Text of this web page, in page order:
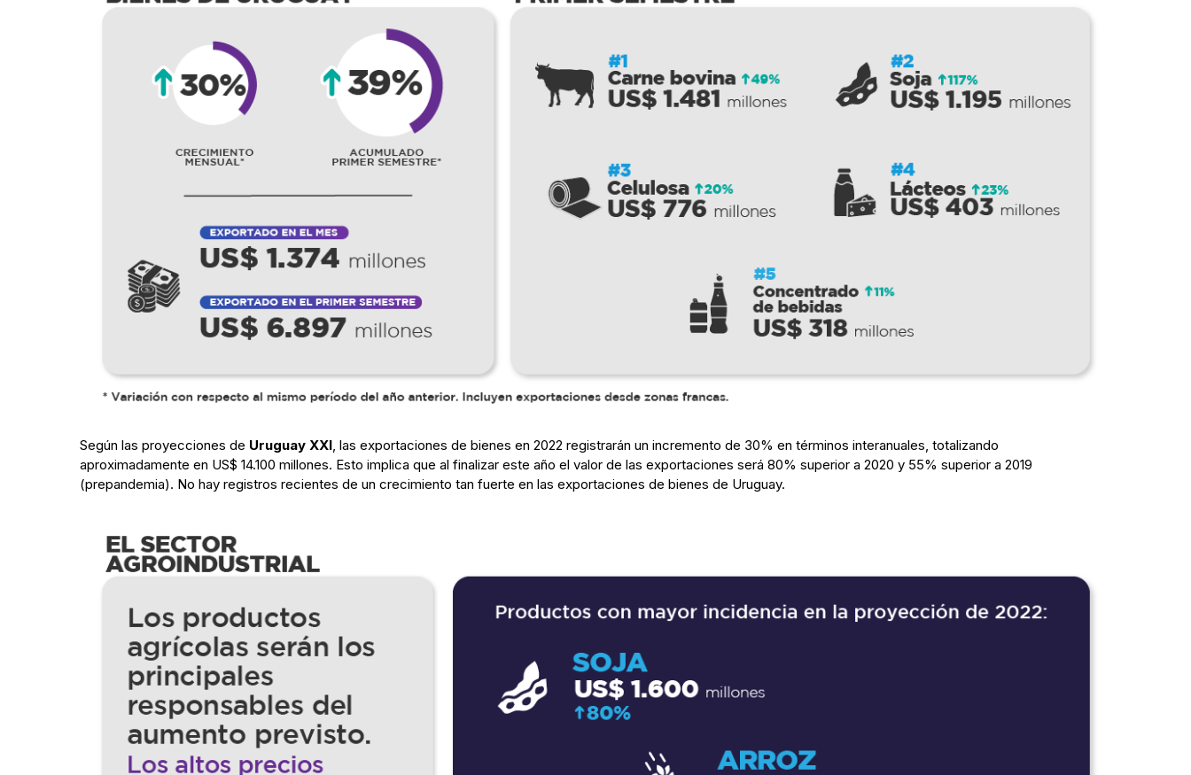
Según las proyecciones de Uruguay XXI , las exportaciones de bienes en 2022 registrarán un incremento de 30% en términos interanuales, totalizando
aproximadamente en US$ 14.100 millones. Esto implica que al finalizar este año el valor de las exportaciones será 80% superior a 2020 y 55% superior a 2019
(prepandemia). No hay registros recientes de un crecimiento tan fuerte en las exportaciones de bienes de Uruguay.